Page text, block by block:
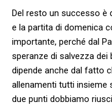
Del resto un successo è
e la partita di domenica
importante, perché dal
speranze di salvezza dei
dipende anche dal fatto
allenamenti tutti insieme
due punti dobbiamo